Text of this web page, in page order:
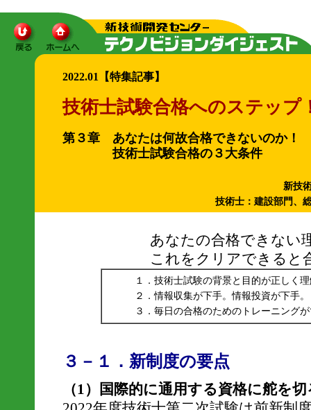
2022.01【特集記事】
技術士試験合格へのステップ
第３章 あなたは何故合格できないのか！
技術士試験合格の３大条件
新技
技術士：建設部門、
あなたの合格できない理由
これをクリアできると合
１．技術士試験の背景と目的が正しく理
２．情報収集が下手。情報投資が下手。
３．毎日の合格のためのトレーニングが
３－１．新制度の要点
（1）国際的に通用する資格に舵を切